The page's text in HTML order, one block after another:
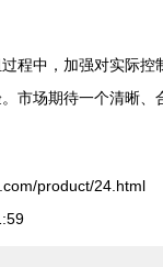
中，加强对实际
市场期待一个清晰
product/24.html